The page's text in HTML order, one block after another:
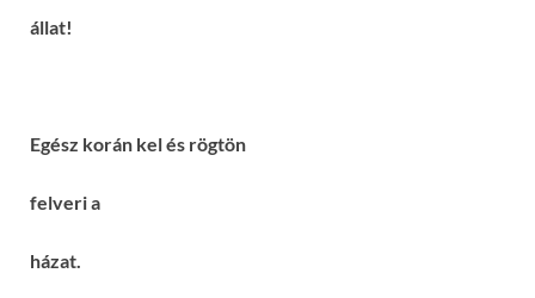
állat!
Egész korán kel és rögtön
felveri a
házat.